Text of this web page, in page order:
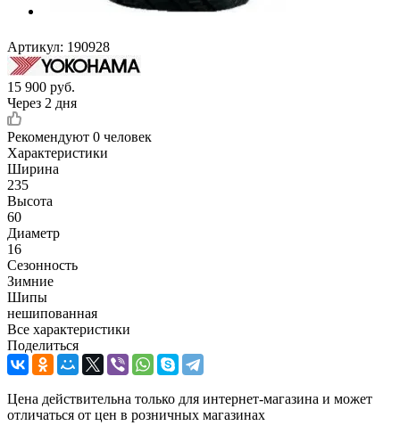
Артикул: 190928
15 900 руб.
Через 2 дня
Рекомендуют 0 человек
Характеристики
Ширина
235
Высота
60
Диаметр
16
Сезонность
Зимние
Шипы
нешипованная
Все характеристики
Поделиться
Цена действительна только для интернет-магазина и может
отличаться от цен в розничных магазинах